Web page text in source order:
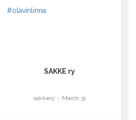
#olavinlinna
SAKKE ry
sakkery March 31